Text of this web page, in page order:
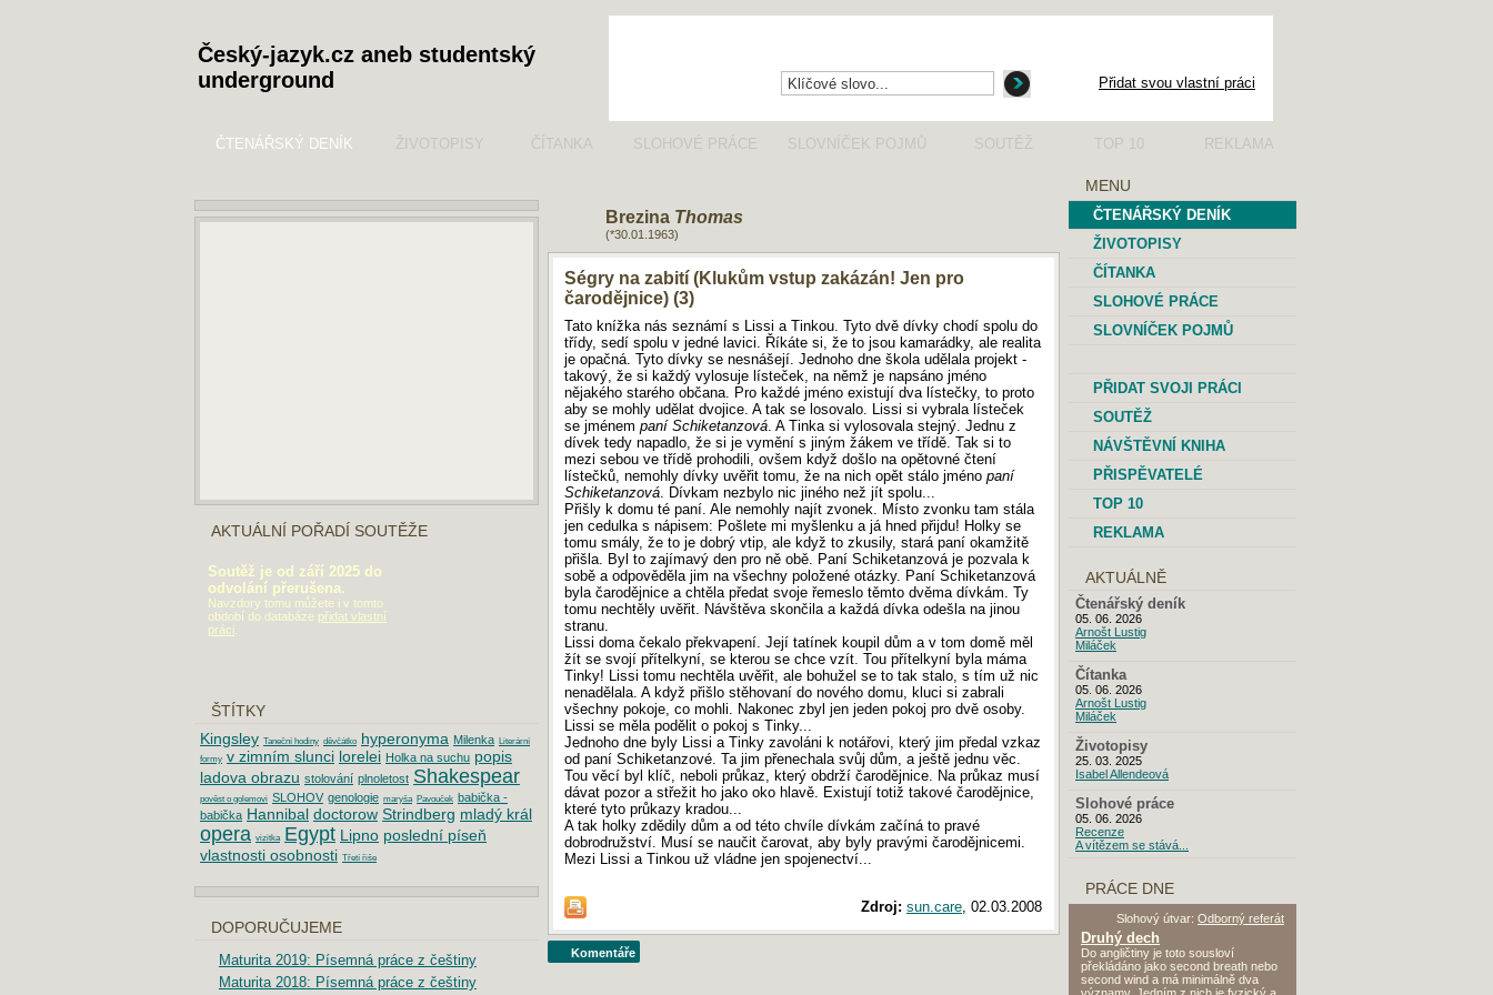
Český-jazyk.cz aneb studentský
underground
Přidat svou vlastní práci
ČTENÁŘSKÝ DENÍK ŽIVOTOPISY ČÍTANKA SLOHOVÉ PRÁCE SLOVNÍČEK POJMŮ SOUTĚŽ TOP 10 REKLAMA
MENU
Brezina Thomas
(*30.01.1963)
Ségry na zabití (Klukům vstup zakázán! Jen pro
čarodějnice) (3)
Tato knížka nás seznámí s Lissi a Tinkou. Tyto dvě dívky chodí spolu do
třídy, sedí spolu v jedné lavici. Říkáte si, že to jsou kamarádky, ale realita
je opačná. Tyto dívky se nesnášejí. Jednoho dne škola udělala projekt -
takový, že si každý vylosuje lísteček, na němž je napsáno jméno
nějakého starého občana. Pro každé jméno existují dva lístečky, to proto
aby se mohly udělat dvojice. A tak se losovalo. Lissi si vybrala lísteček
se jménem paní Schiketanzová . A Tinka si vylosovala stejný. Jednu z
dívek tedy napadlo, že si je vymění s jiným žákem ve třídě. Tak si to
mezi sebou ve třídě prohodili, ovšem když došlo na opětovné čtení
lístečků, nemohly dívky uvěřit tomu, že na nich opět stálo jméno paní
Schiketanzová . Dívkam nezbylo nic jiného než jít spolu...
Přišly k domu té paní. Ale nemohly najít zvonek. Místo zvonku tam stála
jen cedulka s nápisem: Pošlete mi myšlenku a já hned přijdu! Holky se
tomu smály, že to je dobrý vtip, ale když to zkusily, stará paní okamžitě
přišla. Byl to zajímavý den pro ně obě. Paní Schiketanzová je pozvala k
sobě a odpověděla jim na všechny položené otázky. Paní Schiketanzová
byla čarodějnice a chtěla předat svoje řemeslo těmto dvěma dívkám. Ty
tomu nechtěly uvěřit. Návštěva skončila a každá dívka odešla na jinou
stranu.
Lissi doma čekalo překvapení. Její tatínek koupil dům a v tom domě měl
žít se svojí přítelkyní, se kterou se chce vzít. Tou přítelkyní byla máma
Tinky! Lissi tomu nechtěla uvěřit, ale bohužel se to tak stalo, s tím už nic
nenadělala. A když přišlo stěhovaní do nového domu, kluci si zabrali
všechny pokoje, co mohli. Nakonec zbyl jen jeden pokoj pro dvě osoby.
Lissi se měla podělit o pokoj s Tinky...
Jednoho dne byly Lissi a Tinky zavoláni k notářovi, který jim předal vzkaz
od paní Schiketanzové. Ta jim přenechala svůj dům, a ještě jednu věc.
Tou věcí byl klíč, neboli průkaz, který obdrží čarodějnice. Na průkaz musí
dávat pozor a střežit ho jako oko hlavě. Existují totiž takové čarodějnice,
které tyto průkazy kradou...
A tak holky zdědily dům a od této chvíle dívkám začíná to pravé
dobrodružství. Musí se naučit čarovat, aby byly pravými čarodějnicemi.
Mezi Lissi a Tinkou už vládne jen spojenectví...
Zdroj: sun.care , 02.03.2008
Komentáře
ČTENÁŘSKÝ DENÍK
ŽIVOTOPISY
ČÍTANKA
SLOHOVÉ PRÁCE
SLOVNÍČEK POJMŮ
PŘIDAT SVOJI PRÁCI
SOUTĚŽ
NÁVŠTĚVNÍ KNIHA
PŘISPĚVATELÉ
TOP 10
REKLAMA
AKTUÁLNĚ
Čtenářský deník
05. 06. 2026
Arnošt Lustig
Miláček
Čítanka
05. 06. 2026
Arnošt Lustig
Miláček
Životopisy
25. 03. 2025
Isabel Allendeová
Slohové práce
05. 06. 2026
Recenze
A vítězem se stává...
PRÁCE DNE
Slohový útvar: Odborný referát
Druhý dech
Do angličtiny je toto sousloví
překládáno jako second breath nebo
second wind a má minimálně dva
AKTUÁLNÍ POŘADÍ SOUTĚŽE
Soutěž je od září 2025 do
odvolání přerušena.
Navzdory tomu můžete i v tomto
období do databáze přidat vlastní
práci
ŠTÍTKY
Kingsley Taneční hodiny děvčátko hyperonyma Milenka Literární
formy v zimním slunci lorelei Holka na suchu popis
ladova obrazu stolování plnoletost Shakespear
pověst o golemovi SLOHOV genologie maryša Pavouček babička -
babička Hannibal doctorow Strindberg mladý král
opera vizitka Egypt Lipno poslední píseň
vlastnosti osobnosti Třetí řiše
DOPORUČUJEME
Maturita 2019: Písemná práce z češtiny
Maturita 2018: Písemná práce z češtiny